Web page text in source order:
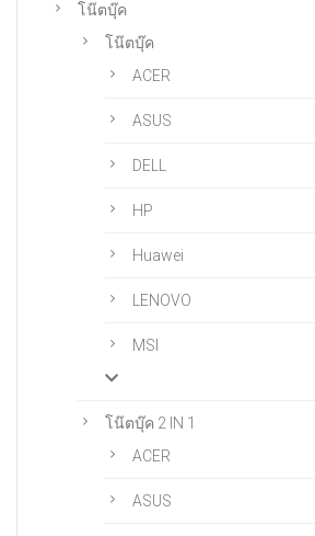
โน๊ตบุ๊ค
โน๊ตบุ๊ค
ACER
ASUS
DELL
HP
Huawei
LENOVO
MSI
โน๊ตบุ๊ค 2 IN 1
ACER
ASUS